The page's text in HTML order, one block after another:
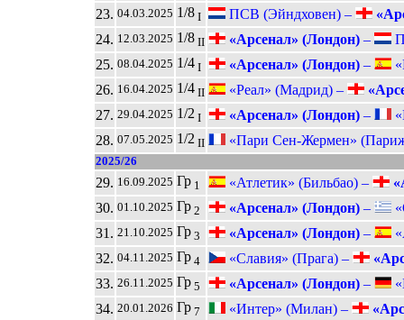
23. 04.03.2025 1/8I ПСВ (Эйндховен) –
24. 12.03.2025 1/8II «Арсенал» (Лондон)–
25. 08.04.2025 1/4I «Арсенал» (Лондон)–
26. 16.04.2025 1/4II «Реал» (Мадрид) –
27. 29.04.2025 1/2I «Арсенал» (Лондон)–
28. 07.05.2025 1/2II «Пари Сен-Жермен»
2025/26
29. 16.09.2025 Гр1 «Атлетик» (Бильбао) –
30. 01.10.2025 Гр2 «Арсенал» (Лондон)–
31. 21.10.2025 Гр3 «Арсенал» (Лондон)–
32. 04.11.2025 Гр4 «Славия» (Прага) –
33. 26.11.2025 Гр5 «Арсенал» (Лондон)–
34. 20.01.2026 Гр7 «Интер» (Милан) –